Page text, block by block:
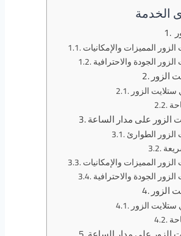
الخدمة
المميزات والإمكانيات
الجودة والاحترافية
الزور
الزور
الزور على مدار الساعة
الطوارئ
المميزات والإمكانيات
الجودة والاحترافية
الزور
الزور